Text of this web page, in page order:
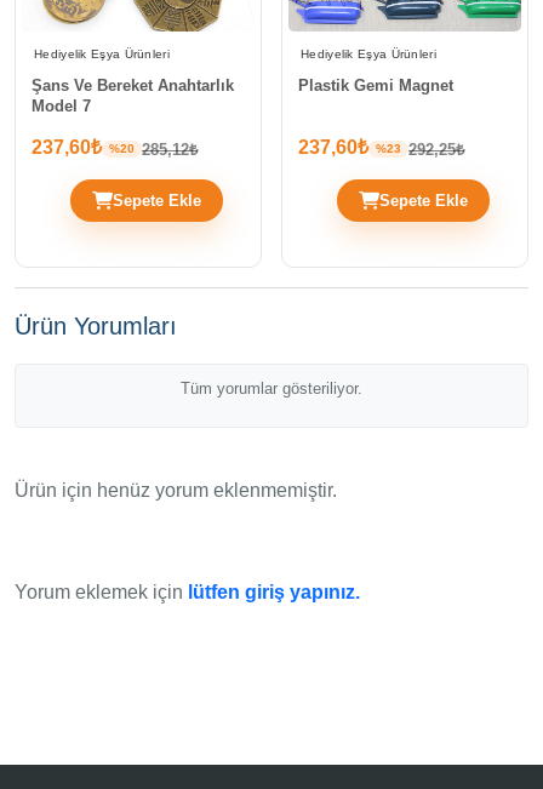
Hediyelik Eşya Ürünleri
Şans Ve Bereket Anahtarlık
Model 7
237,60₺ %20 285,12₺
Sepete Ekle
Hediyelik Eşya Ürünleri
Plastik Gemi Magnet
237,60₺ %23 292,25₺
Sepete Ekle
Ürün Yorumları
Tüm yorumlar gösteriliyor.
Ürün için henüz yorum eklenmemiştir.
Yorum eklemek için lütfen giriş yapınız.